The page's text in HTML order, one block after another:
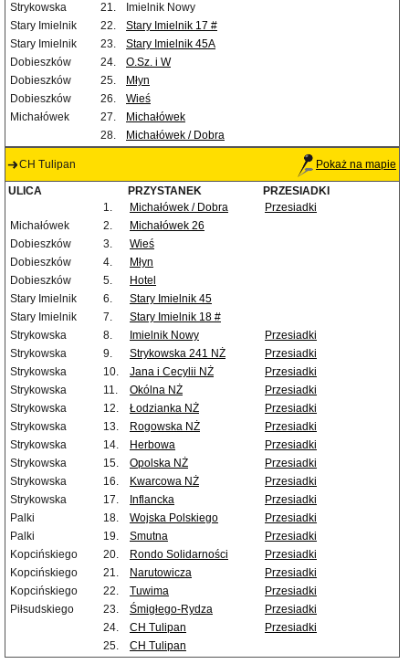
Strykowska
21.
Imielnik Nowy
Stary Imielnik
22.
Stary Imielnik 17 #
Stary Imielnik
23.
Stary Imielnik 45A
Dobieszków
24.
O.Sz. i W
Dobieszków
25.
Młyn
Dobieszków
26.
Wieś
Michałówek
27.
Michałówek
28.
Michałówek / Dobra
CH Tulipan Pokaż na mapie
ULICA PRZYSTANEK
PRZESIADKI
1.
Michałówek / Dobra
Przesiadki
Michałówek
2.
Michałówek 26
Dobieszków
3.
Wieś
Dobieszków
4.
Młyn
Dobieszków
5.
Hotel
Stary Imielnik
6.
Stary Imielnik 45
Stary Imielnik
7.
Stary Imielnik 18 #
Strykowska
8. Imielnik Nowy
Przesiadki
Strykowska
9. Strykowska 241 NŻ
Przesiadki
Strykowska
10. Jana i Cecylii NŻ
Przesiadki
Strykowska
11. Okólna NŻ
Przesiadki
Strykowska
12. Łodzianka NŻ
Przesiadki
Strykowska
13. Rogowska NŻ
Przesiadki
Strykowska
14. Herbowa
Przesiadki
Strykowska
15. Opolska NŻ
Przesiadki
Strykowska
16. Kwarcowa NŻ
Przesiadki
Strykowska
17. Inflancka
Przesiadki
Palki
18. Wojska Polskiego
Przesiadki
Palki
19. Smutna
Przesiadki
Kopcińskiego
20. Rondo Solidarności
Przesiadki
Kopcińskiego
21. Narutowicza
Przesiadki
Kopcińskiego
22. Tuwima
Przesiadki
Piłsudskiego
23. Śmigłego-Rydza
Przesiadki
24.
CH Tulipan
Przesiadki
25.
CH Tulipan